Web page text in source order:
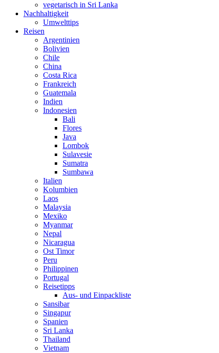
vegetarisch in Sri Lanka
Nachhaltigkeit
Umwelttips
Reisen
Argentinien
Bolivien
Chile
China
Costa Rica
Frankreich
Guatemala
Indien
Indonesien
Bali
Flores
Java
Lombok
Sulavesie
Sumatra
Sumbawa
Italien
Kolumbien
Laos
Malaysia
Mexiko
Myanmar
Nepal
Nicaragua
Ost Timor
Peru
Philippinen
Portugal
Reisetipps
Aus- und Einpackliste
Sansibar
Singapur
Spanien
Sri Lanka
Thailand
Vietnam